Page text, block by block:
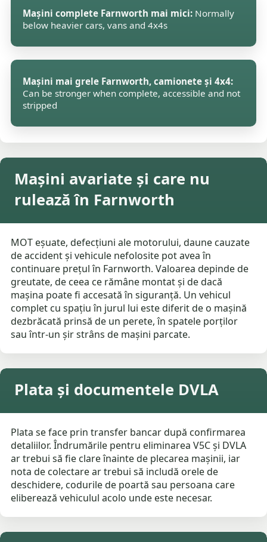
Mașini complete Farnworth mai mici: Normally
below heavier cars, vans and 4x4s
Mașini mai grele Farnworth, camionete și 4x4:
Can be stronger when complete, accessible and not
stripped
Mașini avariate și care nu
rulează în Farnworth
MOT eșuate, defecțiuni ale motorului, daune cauzate
de accident și vehicule nefolosite pot avea în
continuare prețul în Farnworth. Valoarea depinde de
greutate, de ceea ce rămâne montat și de dacă
mașina poate fi accesată în siguranță. Un vehicul
complet cu spațiu în jurul lui este diferit de o mașină
dezbrăcată prinsă de un perete, în spatele porților
sau într-un șir strâns de mașini parcate.
Plata și documentele DVLA
Plata se face prin transfer bancar după confirmarea
detaliilor. Îndrumările pentru eliminarea V5C și DVLA
ar trebui să fie clare înainte de plecarea mașinii, iar
nota de colectare ar trebui să includă orele de
deschidere, codurile de poartă sau persoana care
eliberează vehiculul acolo unde este necesar.